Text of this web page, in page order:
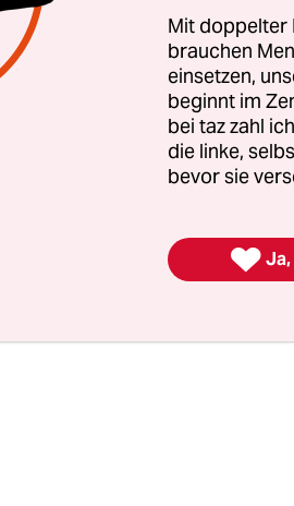
nicht klappte.
tatsächlich kommt,
das sich ab Mitte
vor allem CDU-
Anfang Juni als Erster
Feld für Flüchtlinge zu
Mit doppelter
brauchen
einsetzen,
beginnt im
bei taz zahl
die linke,
bevor sie
